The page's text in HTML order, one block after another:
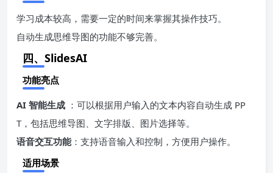
学习成本较高，需要一定的时间来掌握其操作技巧。
自动生成思维导图的功能不够完善。
四、SlidesAI
功能亮点
AI 智能生成 ：可以根据用户输入的文本内容自动生成 PP
T，包括思维导图、文字排版、图片选择等。
语音交互功能：支持语音输入和控制，方便用户操作。
适用场景